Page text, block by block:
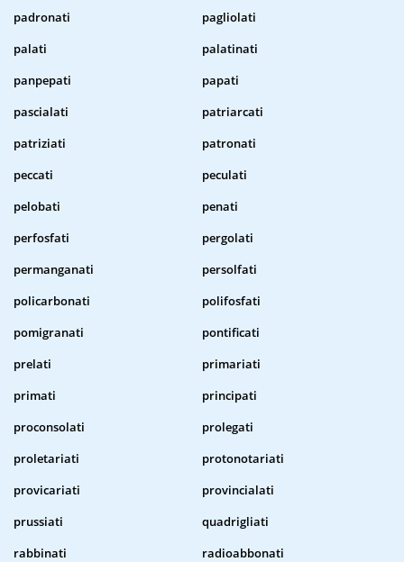
padronati
pagliolati
palati
palatinati
panpepati
papati
pascialati
patriarcati
patriziati
patronati
peccati
peculati
pelobati
penati
perfosfati
pergolati
permanganati
persolfati
policarbonati
polifosfati
pomigranati
pontificati
prelati
primariati
primati
principati
proconsolati
prolegati
proletariati
protonotariati
provicariati
provincialati
prussiati
quadrigliati
rabbinati
radioabbonati